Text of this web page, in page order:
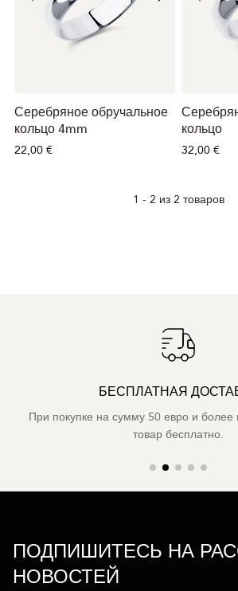
Серебряное обручальное
кольцо 4mm
22,00 €
кольцо
32,00 €
1 - 2 из 2 товаров
БЕСПЛАТНАЯ
При покупке на сумму 50 евро и
товар бесплатно.
ПОДПИШИТЕСЬ НА
НОВОСТЕЙ